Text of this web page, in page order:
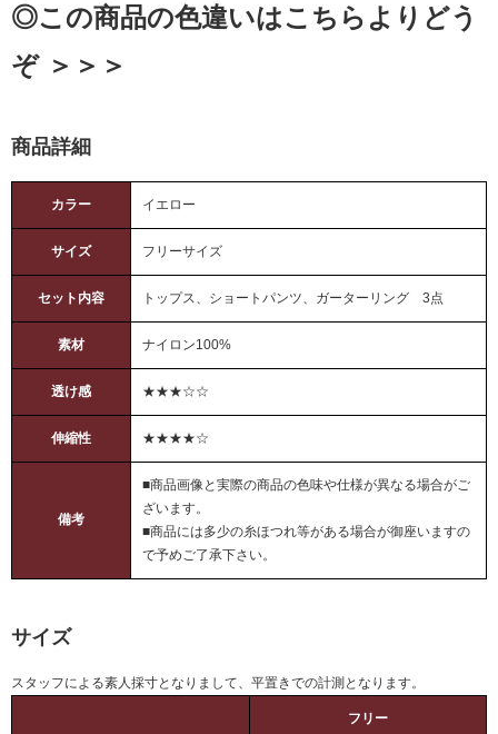
◎この商品の色違いはこちらよりどう
ぞ ＞＞＞
商品詳細
カラー イエロー
サイズ フリーサイズ
セット内容 トップス、ショートパンツ、ガーターリング 3点
素材 ナイロン100%
透け感 ★★★☆☆
伸縮性 ★★★★☆
備考
■商品画像と実際の商品の色味や仕様が異なる場合がご
ざいます。
■商品には多少の糸ほつれ等がある場合が御座いますの
で予めご了承下さい。
サイズ
スタッフによる素人採寸となりまして、平置きでの計測となります。
フリー